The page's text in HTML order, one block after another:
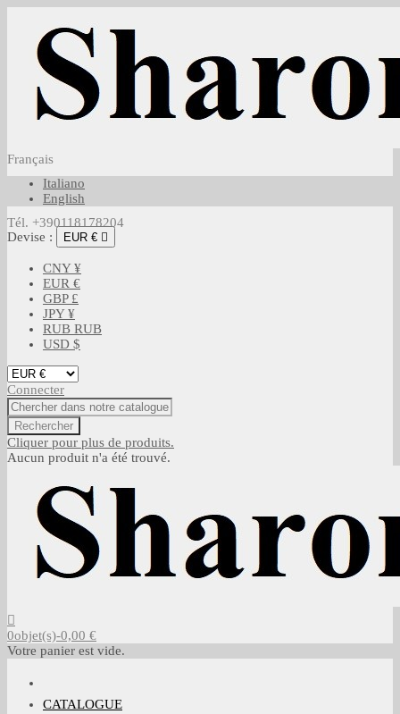
Français
Italiano
English
Tél. +390118178204
Devise :
EUR € 
CNY ¥
EUR €
GBP £
JPY ¥
RUB RUB
USD $
Connecter
Rechercher
Cliquer pour plus de produits.
Aucun produit n'a été trouvé.
0objet(s)-0,00 €
Votre panier est vide.
CATALOGUE